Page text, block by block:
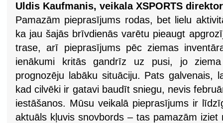
Uldis Kaufmanis, veikala XSPORTS
Pamazām pieprasījums rodas, bet lielu
ka jau šajās brīvdienās varētu pieaugt
trase, arī pieprasījums pēc ziemas
ienākumi kritās gandrīz uz pusi, jo
prognozēju labāku situāciju. Pats galvenais,
kad cilvēki ir gatavi baudīt sniegu, nevis
iestāšanos. Mūsu veikalā pieprasījums ir
aktuāls kļuvis snovbords – tas pamazām